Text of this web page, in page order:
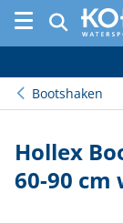
Bootshaken
Hollex
60-90 cm